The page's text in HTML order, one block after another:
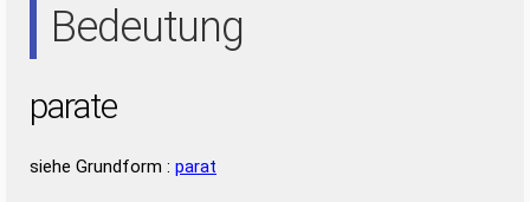
Bedeutung
parate
siehe Grundform : parat